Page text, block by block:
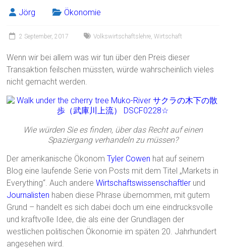
Jörg Ökonomie
2 September, 2017 Volkswirtschaftslehre,Wirtschaft
Wenn wir bei allem was wir tun über den Preis dieser
Transaktion feilschen müssten, würde wahrscheinlich vieles
nicht gemacht werden.
Wie würden Sie es finden, über das Recht auf einen
Spaziergang verhandeln zu müssen?
Der amerikanische ÖkonomTyler Cowen hat auf seinem
Blog eine laufende Serie von Posts mit dem Titel „Markets in
Everything“. Auch andereWirtschaftswissenschaftler und
Journalisten haben diese Phrase übernommen, mit gutem
Grund – handelt es sich dabei doch um eine eindrucksvolle
und kraftvolle Idee, die als eine der Grundlagen der
westlichen politischen Ökonomie im späten 20. Jahrhundert
angesehen wird.